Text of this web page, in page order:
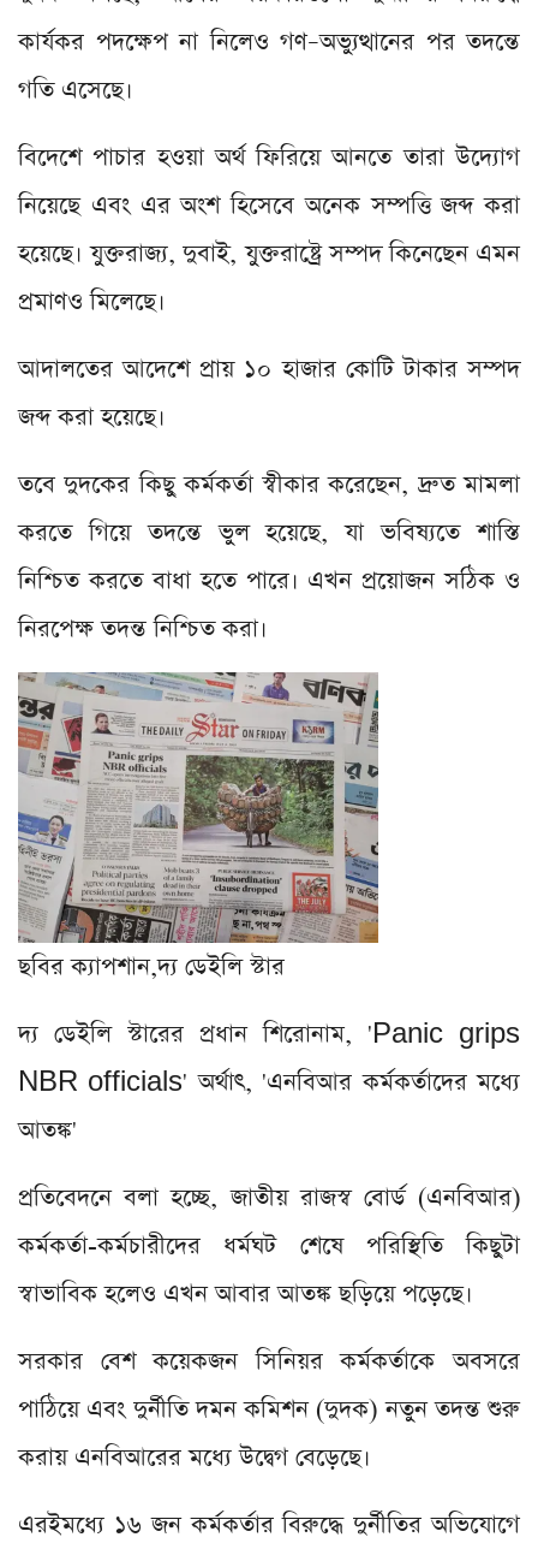
কার্যকর পদক্ষেপ না নিলেও গণ–অভ্যুত্থানের পর তদন্তে
গতি এসেছে।
বিদেশে পাচার হওয়া অর্থ ফিরিয়ে আনতে তারা উদ্যোগ
নিয়েছে এবং এর অংশ হিসেবে অনেক সম্পত্তি জব্দ করা
হয়েছে। যুক্তরাজ্য, দুবাই, যুক্তরাষ্ট্রে সম্পদ কিনেছেন এমন
প্রমাণও মিলেছে।
আদালতের আদেশে প্রায় ১০ হাজার কোটি টাকার সম্পদ
জব্দ করা হয়েছে।
তবে দুদকের কিছু কর্মকর্তা স্বীকার করেছেন, দ্রুত মামলা
করতে গিয়ে তদন্তে ভুল হয়েছে, যা ভবিষ্যতে শাস্তি
নিশ্চিত করতে বাধা হতে পারে। এখন প্রয়োজন সঠিক ও
নিরপেক্ষ তদন্ত নিশ্চিত করা।
ছবির ক্যাপশান,দ্য ডেইলি স্টার
দ্য ডেইলি স্টারের প্রধান শিরোনাম, 'Panic grips
NBR officials' অর্থাৎ, 'এনবিআর কর্মকর্তাদের মধ্যে
আতঙ্ক'
প্রতিবেদনে বলা হচ্ছে, জাতীয় রাজস্ব বোর্ড (এনবিআর)
কর্মকর্তা-কর্মচারীদের ধর্মঘট শেষে পরিস্থিতি কিছুটা
স্বাভাবিক হলেও এখন আবার আতঙ্ক ছড়িয়ে পড়েছে।
সরকার বেশ কয়েকজন সিনিয়র কর্মকর্তাকে অবসরে
পাঠিয়ে এবং দুর্নীতি দমন কমিশন (দুদক) নতুন তদন্ত শুরু
করায় এনবিআরের মধ্যে উদ্বেগ বেড়েছে।
এরইমধ্যে ১৬ জন কর্মকর্তার বিরুদ্ধে দুর্নীতির অভিযোগে